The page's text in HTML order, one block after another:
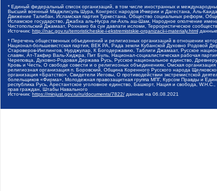
* Единый федеральный список организаций, в том числе иностранных и
Высший военный Маджлисуль Шура, Конгресс народов Ичкерии и Дагестана, Аль-
Движение Талибан, Исламская партия Туркестана, Общество социальных реформ,
Исламское государство, Джабха аль-Нусра ли-Ахль аш-Шам, Народное ополчение
Чистопольский Джамаат, Рохнамо ба суи давлати исломи, Террористическое
Источник: http://nac.gov.ru/terroristicheskie-i-ekstremistskie-organizacii-i-materialy.html
* Перечень общественных объединений и религиозных организаций в отношении
Национал-большевистская партия, ВЕК РА, Рада земли Кубанской Духовно Родовой
Староверов-Инглингов, Нурджулар, К Богодержавию, Таблиги Джамаат, Русское
славян, Ат-Такфир Валь-Хиджра, Пит Буль, Национал-социалистическая рабочая
Череповца, Духовно-Родовая Держава Русь, Русское национальное единство,
Кровь и Честь, О свободе совести и о религиозных объединениях, Омская
религиозная организация п. Боровский, Община Коренного Русского народа
организация «Братство», Свидетели Иеговы, О противодействии экстремистской
болельщиков «Фирма», Молодежная правозащитная группа МПГ, Курсом Правды и
республика Русь, Арестантское уголовное единство, Башкорт, Нация и свобода,
прав граждан, Штабы Навального
Источник: https://minjust.gov.ru/ru/documents/7822/ данные на 06.08.2021